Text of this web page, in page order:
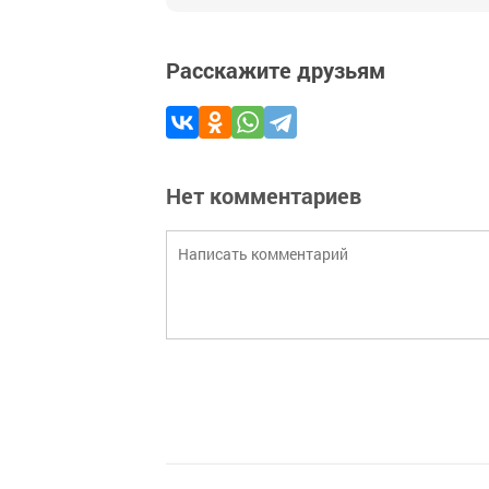
Расскажите друзьям
Нет комментариев